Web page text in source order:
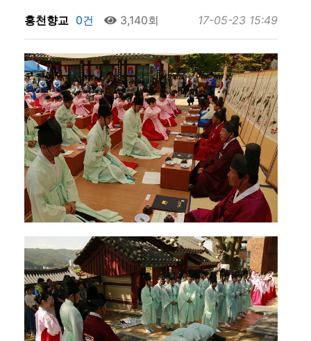
홍천향교 0건 3,140회 17-05-23 15:49